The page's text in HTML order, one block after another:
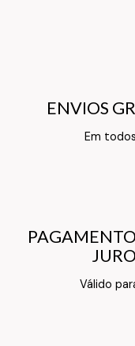
ENVIOS
Em
ENVIOS
Texto do
Válido
Texto do